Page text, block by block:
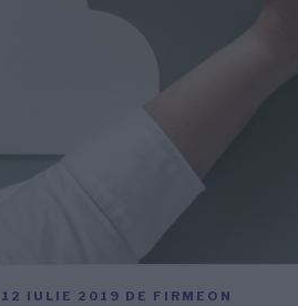
PUBLICAT
12 IULIE 2019 DE FIRMEON